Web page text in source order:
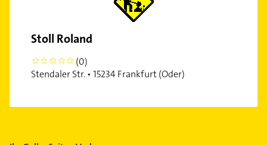
Stoll Roland
0
(0)
Stendaler Str. • 15234 Frankfurt (Oder)